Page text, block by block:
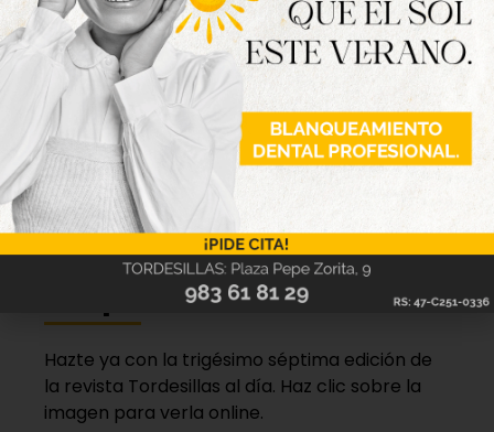
Tanto las competiciones como los entrenamientos
y actividades se desarrollan conforme a la
normativa establecida por la Dirección General de
Deportes de la Junta de Castilla y León, con
cobertura del seguro médico deportivo y siguiendo
las recomendaciones de las autoridades sanitarias.
Nueva edición
disponible
Hazte ya con la trigésimo séptima edición de
la revista Tordesillas al día. Haz clic sobre la
imagen para verla online.